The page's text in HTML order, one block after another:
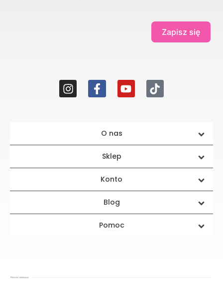
Zapisz się
O nas
Sklep
Konto
Blog
Pomoc